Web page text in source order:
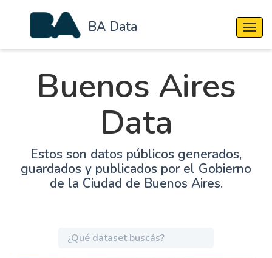
BA Data
Buenos Aires
Data
Estos son datos públicos generados,
guardados y publicados por el Gobierno
de la Ciudad de Buenos Aires.